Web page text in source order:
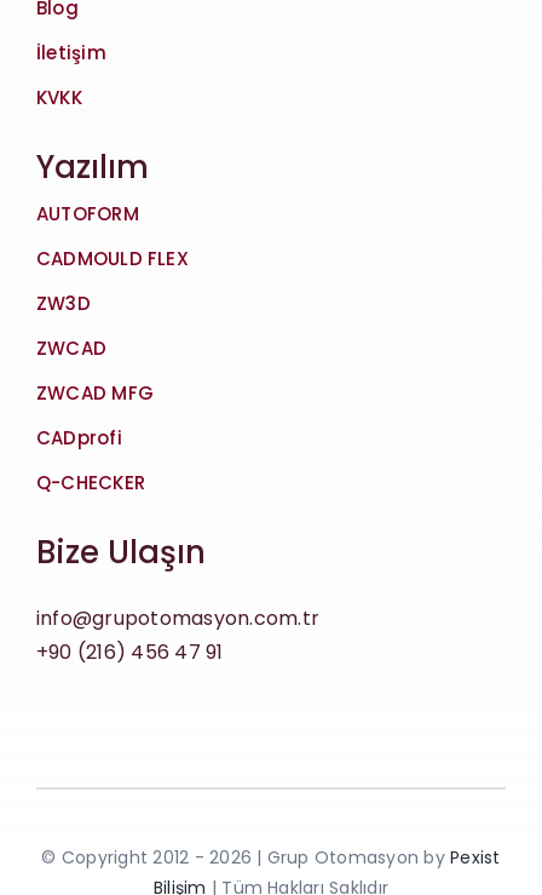
Blog
İletişim
KVKK
Yazılım
AUTOFORM
CADMOULD FLEX
ZW3D
ZWCAD
ZWCAD MFG
CADprofi
Q-CHECKER
Bize Ulaşın
info@grupotomasyon.com.tr
+90 (216) 456 47 91
© Copyright 2012 - 2026 | Grup Otomasyon byPexist
Bilişim | Tüm Hakları Saklıdır